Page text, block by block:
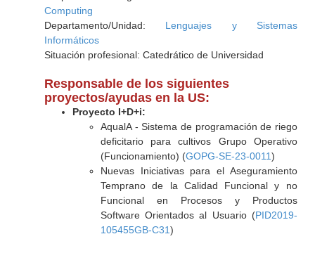
Computing
Departamento/Unidad: Lenguajes y Sistemas
Informáticos
Situación profesional: Catedrático de Universidad
Responsable de los siguientes
proyectos/ayudas en la US:
Proyecto I+D+i:
AqualA - Sistema de programación de riego
deficitario para cultivos Grupo Operativo
(Funcionamiento) (GOPG-SE-23-0011)
Nuevas Iniciativas para el Aseguramiento
Temprano de la Calidad Funcional y no
Funcional en Procesos y Productos
Software Orientados al Usuario (PID2019-
105455GB-C31)